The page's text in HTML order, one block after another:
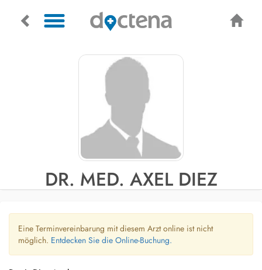
DR. MED. AXEL DIEZ
Eine Terminvereinbarung mit diesem Arzt online ist nicht
möglich. Entdecken Sie die Online-Buchung.